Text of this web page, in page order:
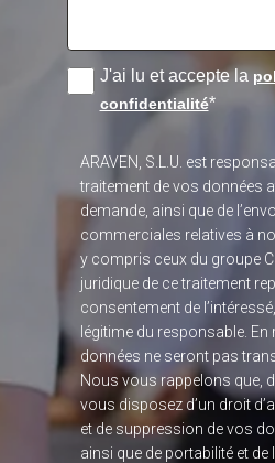
J'ai lu et accepte la
confidentialité*
ARAVEN, S.L.U. est
traitement de vos données
demande, ainsi que de
commerciales relatives à
y compris ceux du groupe
juridique de ce traitement
consentement de
légitime du responsable. En
données ne seront pas
Nous vous rappelons que,
vous disposez d’un droit
et de suppression de vos
ainsi que de portabilité et